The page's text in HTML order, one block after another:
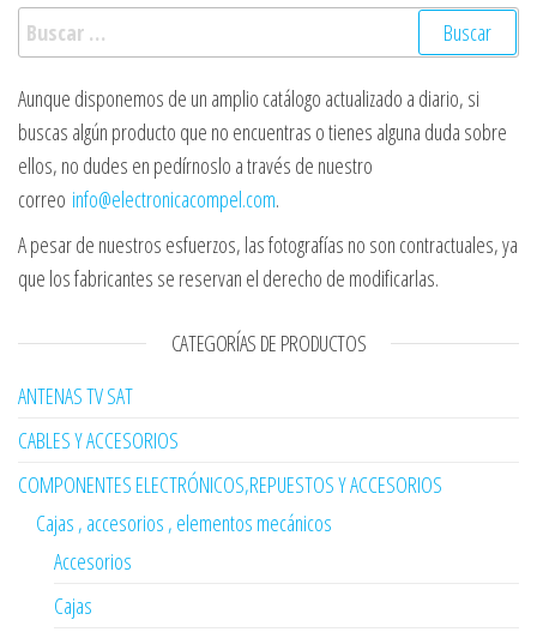
Buscar:
Aunque disponemos de un amplio catálogo actualizado a diario, si
buscas algún producto que no encuentras o tienes alguna duda sobre
ellos, no dudes en pedírnoslo a través de nuestro
correo info@electronicacompel.com.
A pesar de nuestros esfuerzos, las fotografías no son contractuales, ya
que los fabricantes se reservan el derecho de modificarlas.
CATEGORÍAS DE PRODUCTOS
ANTENAS TV SAT
CABLES Y ACCESORIOS
COMPONENTES ELECTRÓNICOS,REPUESTOS Y ACCESORIOS
Cajas , accesorios , elementos mecánicos
Accesorios
Cajas